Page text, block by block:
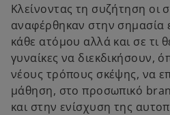
Κλείνοντας τη συζήτηση οι
αναφέρθηκαν στην σημασία
κάθε ατόμου αλλά και σε τι
γυναίκες να διεκδικήσουν,
νέους τρόπους σκέψης, να
μάθηση, στο προσωπικό
και στην ενίσχυση της